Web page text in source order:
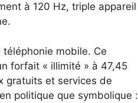
à 120 Hz, triple appareil
mobile. Ce
forfait « illimité » à 47,45
gratuits et services de
politique que symbolique :